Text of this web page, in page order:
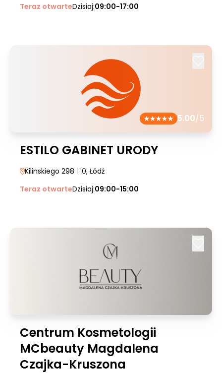
Teraz otwarteDzisiaj:09:00-17:00
5.00/5
ESTILO GABINET URODY
Kilinskiego 298 | 10, Łódź
Teraz otwarteDzisiaj:09:00-15:00
Centrum Kosmetologii
MCbeauty Magdalena
Czajka-Kruszona